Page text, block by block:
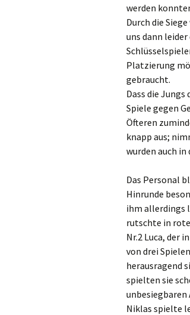
werden
Durch die
uns dann leider
Platzierung
gebraucht.
Dass die
Spiele gegen
Öfteren
knapp aus;
wurden auch in
Das Personal
Hinrunde
ihm allerdings
rutschte in
Nr.2 Luca, der
von drei
herausragend
spielten sie
unbesiegbaren
Niklas spielte